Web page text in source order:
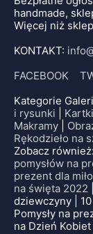
handmade,
Więcej niż
KONTAKT:
FACEBOOK
Kategorie
i rysunki
Makramy
Rękodzieło na
Zobacz również:
pomysłów na
prezent dla
na święta 2022
dziewczyny | 10
Pomysły na
na Dzień Kobiet